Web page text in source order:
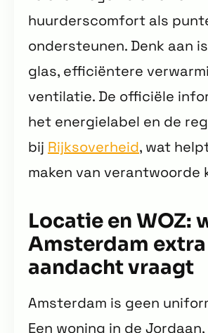
huurderscomfort als
ondersteunen. Denk aan
glas, efficiëntere
ventilatie. De officiële
het energielabel en de
bij Rijksoverheid, wat
maken van verantwoorde
Locatie en WOZ:
Amsterdam extra
aandacht vraagt
Amsterdam is geen
Een woning in de Jordaan,